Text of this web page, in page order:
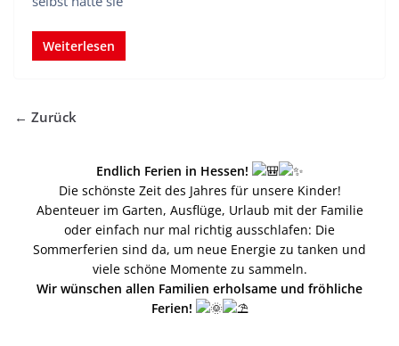
Weiterlesen
← Zurück
Endlich Ferien in Hessen!
Die schönste Zeit des Jahres für unsere Kinder!
Abenteuer im Garten, Ausflüge, Urlaub mit der Familie
oder einfach nur mal richtig ausschlafen: Die
Sommerferien sind da, um neue Energie zu tanken und
viele schöne Momente zu sammeln.
Wir wünschen allen Familien erholsame und fröhliche
Ferien!